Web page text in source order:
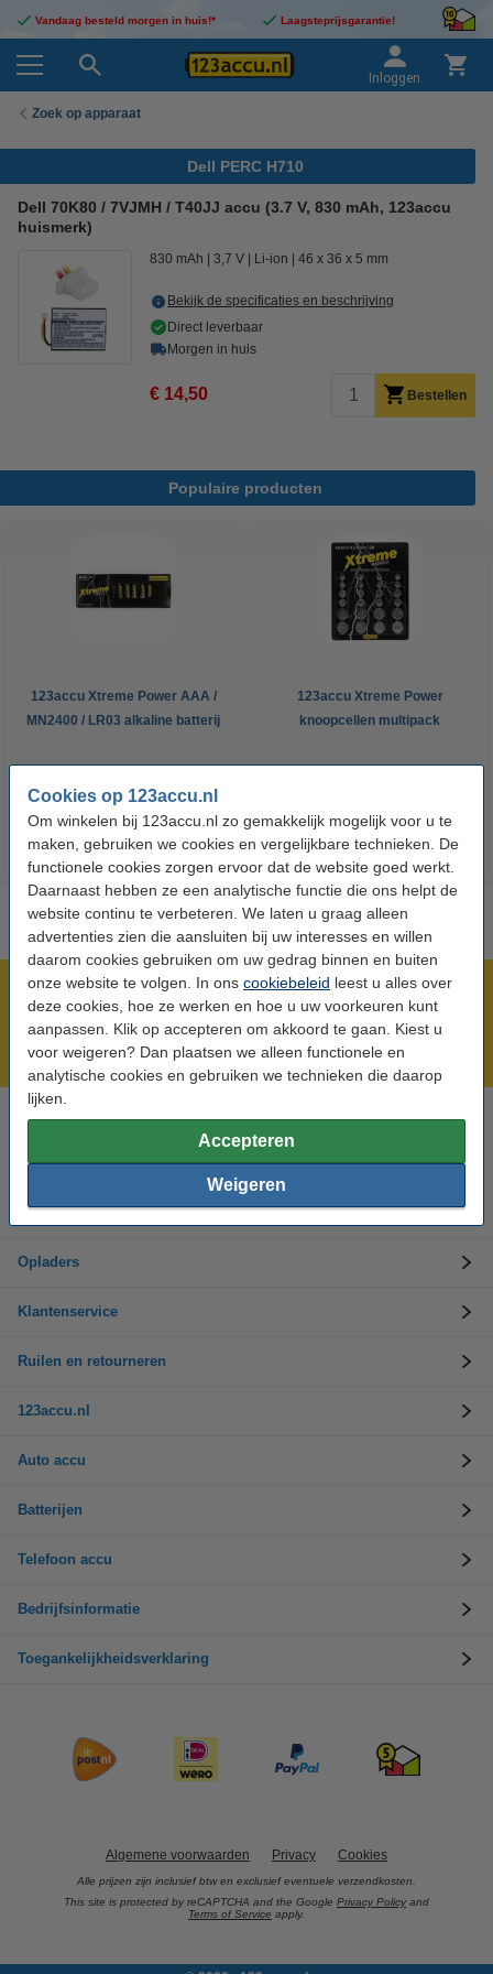
Cookies op 123accu.nl
Om winkelen bij 123accu.nl zo gemakkelijk mogelijk voor u te
maken, gebruiken we cookies en vergelijkbare technieken. De
functionele cookies zorgen ervoor dat de website goed werkt.
Daarnaast hebben ze een analytische functie die ons helpt de
website continu te verbeteren. We laten u graag alleen
advertenties zien die aansluiten bij uw interesses en willen
daarom cookies gebruiken om uw gedrag binnen en buiten
onze website te volgen. In ons cookiebeleid leest u alles over
deze cookies, hoe ze werken en hoe u uw voorkeuren kunt
aanpassen. Klik op accepteren om akkoord te gaan. Kiest u
voor weigeren? Dan plaatsen we alleen functionele en
analytische cookies en gebruiken we technieken die daarop
lijken.
Accepteren
Weigeren
Vandaag besteld morgen in huis!* Laagsteprijsgarantie!
Inloggen
Zoek op apparaat
Dell PERC H710
Dell 70K80 / 7VJMH / T40JJ accu (3.7 V, 830 mAh, 123accu
huismerk)
830 mAh 3,7 V Li-ion 46 x 36 x 5 mm
Bekijk de specificaties en beschrijving
Direct leverbaar
Morgen in huis
€ 14,50 Bestellen
Populaire producten
123accu Xtreme Power AAA /
MN2400 / LR03 alkaline batterij
BTW
123accu Xtreme Power
knoopcellen multipack
Meer dan 5 miljoen klanten!
Voor 23.59 uur besteld, morgen in huis!
Laagsteprijsgarantie!
Hulp nodig? Bel ons op 0294-787125
Op werkdagen van 9.00 tot 17.30 uur
Accu's
Opladers
Klantenservice
Ruilen en retourneren
123accu.nl
Auto accu
Batterijen
Telefoon accu
Bedrijfsinformatie
Toegankelijkheidsverklaring
Algemene voorwaarden Privacy Cookies
Alle prijzen zijn inclusief btw en exclusief eventuele verzendkosten.
This site is protected by reCAPTCHA and the Google Privacy Policy and
Terms of Service apply.